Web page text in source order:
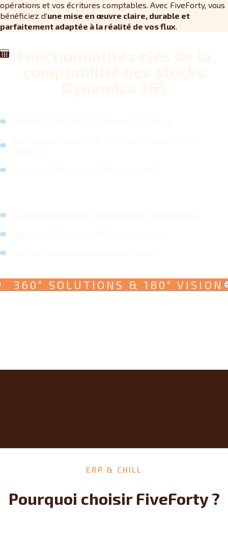
opérations et vos écritures comptables. Avec FiveForty, vous
bénéficiez d’une mise en œuvre claire, durable et
parfaitement adaptée à la réalité de vos flux.
360° SOLUTIONS & 180° VISION
ERP & CHILL
Pourquoi choisir FiveForty ?